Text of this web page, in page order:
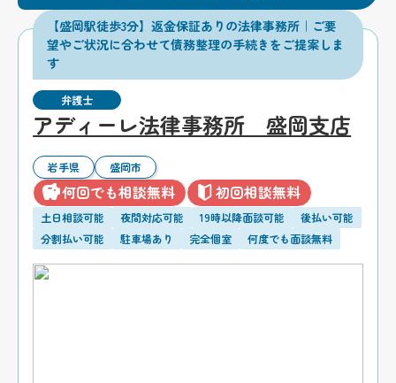
【盛岡駅徒歩3分】返金保証ありの法律事務所｜ご要
望やご状況に合わせて債務整理の手続きをご提案しま
す
弁護士
アディーレ法律事務所 盛岡支店
岩手県 盛岡市
何回でも相談無料 初回相談無料
土日相談可能 夜間対応可能 19時以降面談可能
後払い可能
分割払い可能
駐車場あり 完全個室 何度でも面談無料